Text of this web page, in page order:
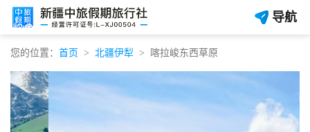
导航
您的位置： 首页 北疆伊犁 喀拉峻东西草原